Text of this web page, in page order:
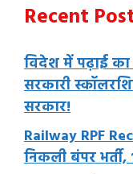
Recent
विदेश में पढ़ाई का
सरकारी
सरकार!
Railway RPF
निकली बंपर